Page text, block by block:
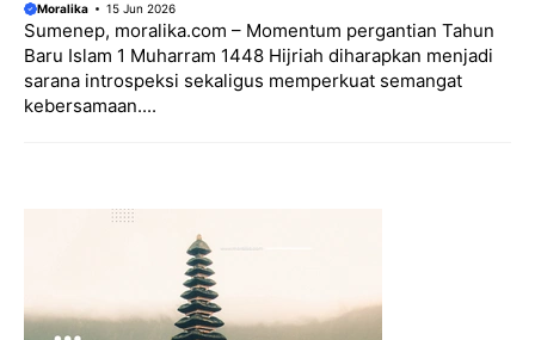
Moralika 15 Jun 2026
Sumenep, moralika.com – Momentum pergantian Tahun
Baru Islam 1 Muharram 1448 Hijriah diharapkan menjadi
sarana introspeksi sekaligus memperkuat semangat
kebersamaan....